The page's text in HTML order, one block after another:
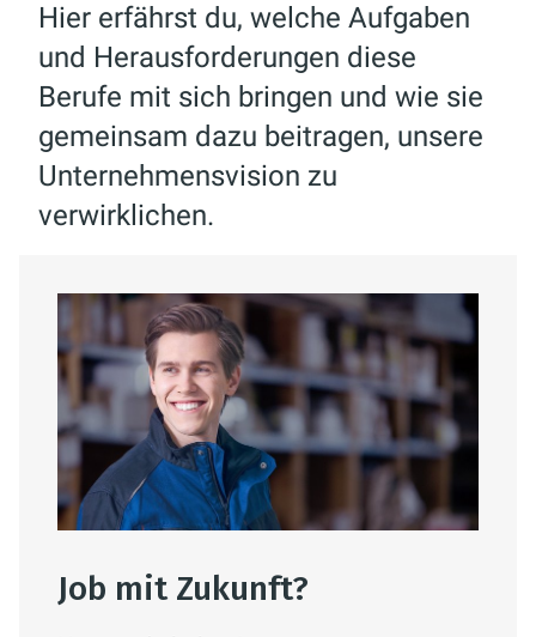
Hier erfährst du, welche Aufgaben
und Herausforderungen diese
Berufe mit sich bringen und wie sie
gemeinsam dazu beitragen, unsere
Unternehmensvision zu
verwirklichen.
Job mit Zukunft?